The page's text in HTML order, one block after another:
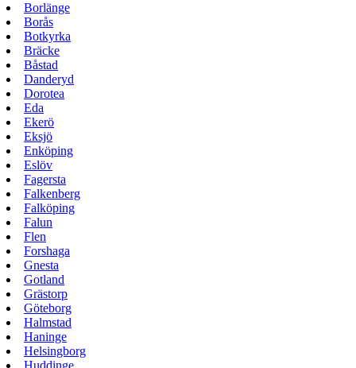
Borlänge
Borås
Botkyrka
Bräcke
Båstad
Danderyd
Dorotea
Eda
Ekerö
Eksjö
Enköping
Eslöv
Fagersta
Falkenberg
Falköping
Falun
Flen
Forshaga
Gnesta
Gotland
Grästorp
Göteborg
Halmstad
Haninge
Helsingborg
Huddinge